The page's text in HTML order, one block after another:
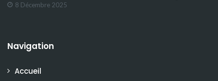
8 Décembre 2025
Navigation
Accueil